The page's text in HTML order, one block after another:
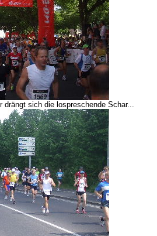
sich die lospreschende Schar...